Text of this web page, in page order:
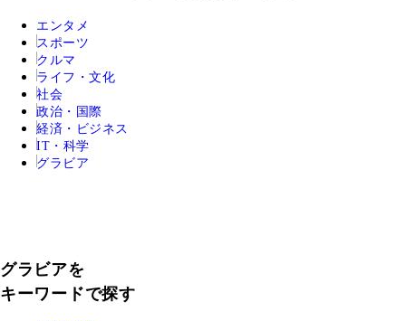
エンタメ
スポーツ
クルマ
ライフ・文化
社会
政治・国際
経済・ビジネス
IT・科学
グラビア
グラビアを
キーワードで探す